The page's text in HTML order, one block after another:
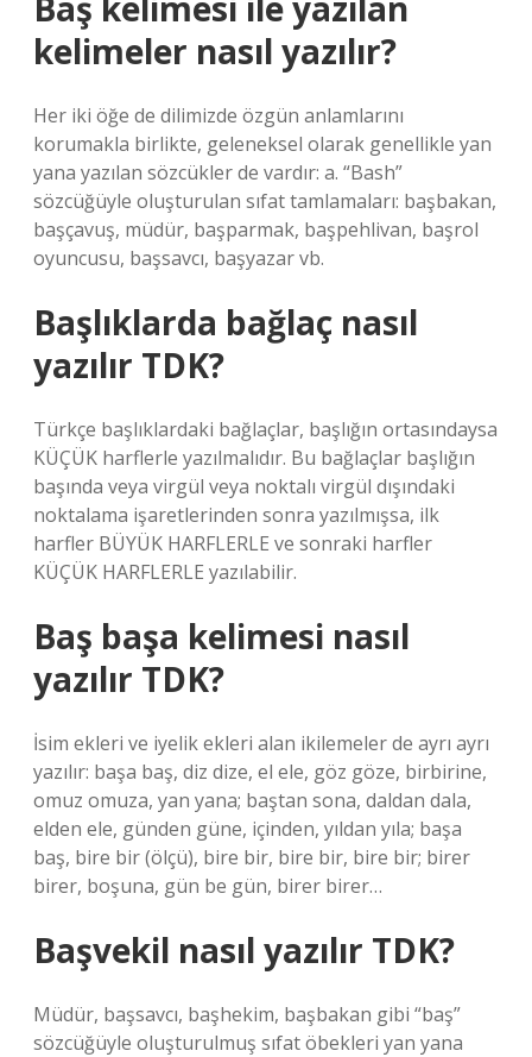
kelimeler nasıl yazılır?
Her iki öğe de dilimizde özgün anlamlarını
korumakla birlikte, geleneksel olarak genellikle yan
yana yazılan sözcükler de vardır: a. “Bash”
sözcüğüyle oluşturulan sıfat tamlamaları: başbakan,
başçavuş, müdür, başparmak, başpehlivan, başrol
oyuncusu, başsavcı, başyazar vb.
Başlıklarda bağlaç nasıl
yazılır TDK?
Türkçe başlıklardaki bağlaçlar, başlığın ortasındaysa
KÜÇÜK harflerle yazılmalıdır. Bu bağlaçlar başlığın
başında veya virgül veya noktalı virgül dışındaki
noktalama işaretlerinden sonra yazılmışsa, ilk
harfler BÜYÜK HARFLERLE ve sonraki harfler
KÜÇÜK HARFLERLE yazılabilir.
Baş başa kelimesi nasıl
yazılır TDK?
İsim ekleri ve iyelik ekleri alan ikilemeler de ayrı ayrı
yazılır: başa baş, diz dize, el ele, göz göze, birbirine,
omuz omuza, yan yana; baştan sona, daldan dala,
elden ele, günden güne, içinden, yıldan yıla; başa
baş, bire bir (ölçü), bire bir, bire bir, bire bir; birer
birer, boşuna, gün be gün, birer birer…
Başvekil nasıl yazılır TDK?
Müdür, başsavcı, başhekim, başbakan gibi “baş”
sözcüğüyle oluşturulmuş sıfat öbekleri yan yana